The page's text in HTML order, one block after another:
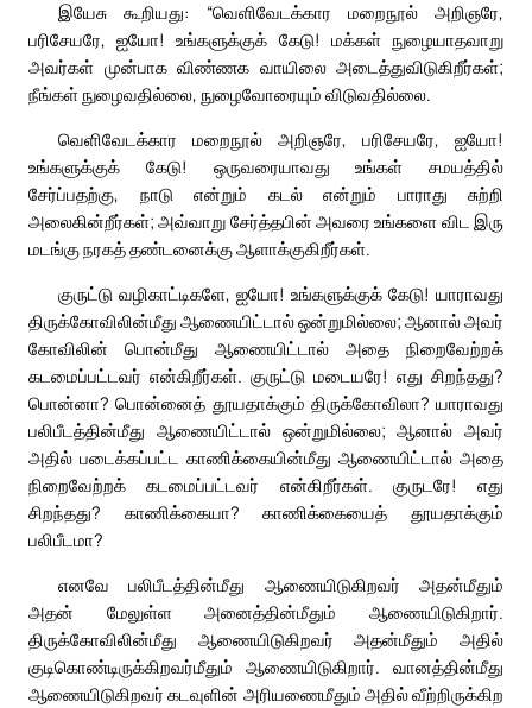
இயேசு கூறியது: “வெளிவேடக்கார மறைநூல் அறிஞரே,
பரிசேயரே, ஐயோ! உங்களுக்குக் கேடு! மக்கள் நுழையாதவாறு
அவர்கள் முன்பாக விண்ணக வாயிலை அடைத்துவிடுகிறீர்கள்;
நீங்கள் நுழைவதில்லை, நுழைவோரையும் விடுவதில்லை.
வெளிவேடக்கார மறைநூல் அறிஞரே, பரிசேயரே, ஐயோ!
உங்களுக்குக் கேடு! ஒருவரையாவது உங்கள் சமயத்தில்
சேர்ப்பதற்கு, நாடு என்றும் கடல் என்றும் பாராது சுற்றி
அலைகின்றீர்கள்; அவ்வாறு சேர்த்தபின் அவரை உங்களை விட இரு
மடங்கு நரகத் தண்டனைக்கு ஆளாக்குகிறீர்கள்.
குருட்டு வழிகாட்டிகளே, ஐயோ! உங்களுக்குக் கேடு! யாராவது
திருக்கோவிலின்மீது ஆணையிட்டால் ஒன்றுமில்லை; ஆனால் அவர்
கோவிலின் பொன்மீது ஆணையிட்டால் அதை நிறைவேற்றக்
கடமைப்பட்டவர் என்கிறீர்கள். குருட்டு மடையரே! எது சிறந்தது?
பொன்னா? பொன்னைத் தூயதாக்கும் திருக்கோவிலா? யாராவது
பலிபீடத்தின்மீது ஆணையிட்டால் ஒன்றுமில்லை; ஆனால் அவர்
அதில் படைக்கப்பட்ட காணிக்கையின்மீது ஆணையிட்டால் அதை
நிறைவேற்றக் கடமைப்பட்டவர் என்கிறீர்கள். குருடரே! எது
சிறந்தது? காணிக்கையா? காணிக்கையைத் தூயதாக்கும்
பலிபீடமா?
எனவே பலிபீடத்தின்மீது ஆணையிடுகிறவர் அதன்மீதும்
அதன் மேலுள்ள அனைத்தின்மீதும் ஆணையிடுகிறார்.
திருக்கோவிலின்மீது ஆணையிடுகிறவர் அதன்மீதும் அதில்
குடிகொண்டிருக்கிறவர்மீதும் ஆணையிடுகிறார். வானத்தின்மீது
ஆணையிடுகிறவர் கடவுளின் அரியணைமீதும் அதில் வீற்றிருக்கிற